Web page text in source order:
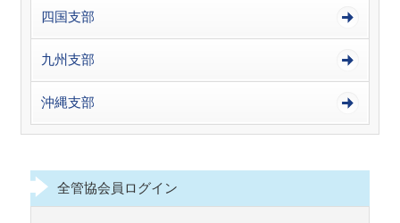
四国支部
九州支部
沖縄支部
全管協会員ログイン